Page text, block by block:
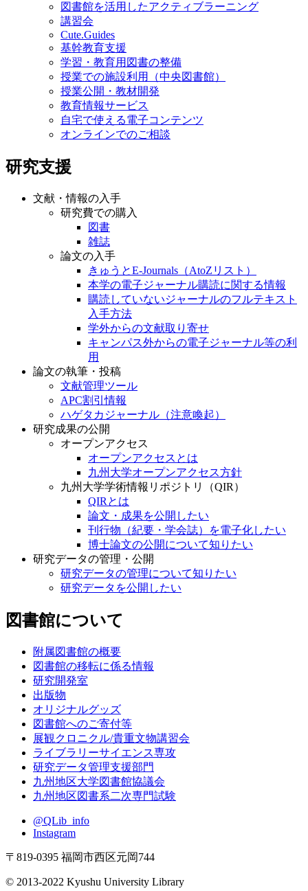
図書館を活用したアクティブラーニング
講習会
Cute.Guides
基幹教育支援
学習・教育用図書の整備
授業での施設利用（中央図書館）
授業公開・教材開発
教育情報サービス
自宅で使える電子コンテンツ
オンラインでのご相談
研究支援
文献・情報の入手
研究費での購入
図書
雑誌
論文の入手
きゅうとE-Journals（AtoZリスト）
本学の電子ジャーナル購読に関する情報
購読していないジャーナルのフルテキスト
入手方法
学外からの文献取り寄せ
キャンパス外からの電子ジャーナル等の利
用
論文の執筆・投稿
文献管理ツール
APC割引情報
ハゲタカジャーナル（注意喚起）
研究成果の公開
オープンアクセス
オープンアクセスとは
九州大学オープンアクセス方針
九州大学学術情報リポジトリ（QIR）
QIRとは
論文・成果を公開したい
刊行物（紀要・学会誌）を電子化したい
博士論文の公開について知りたい
研究データの管理・公開
研究データの管理について知りたい
研究データを公開したい
図書館について
附属図書館の概要
図書館の移転に係る情報
研究開発室
出版物
オリジナルグッズ
図書館へのご寄付等
展観クロニクル/貴重文物講習会
ライブラリーサイエンス専攻
研究データ管理支援部門
九州地区大学図書館協議会
九州地区図書系二次専門試験
@QLib_info
Instagram
〒819-0395 福岡市西区元岡744
© 2013-2022 Kyushu University Library